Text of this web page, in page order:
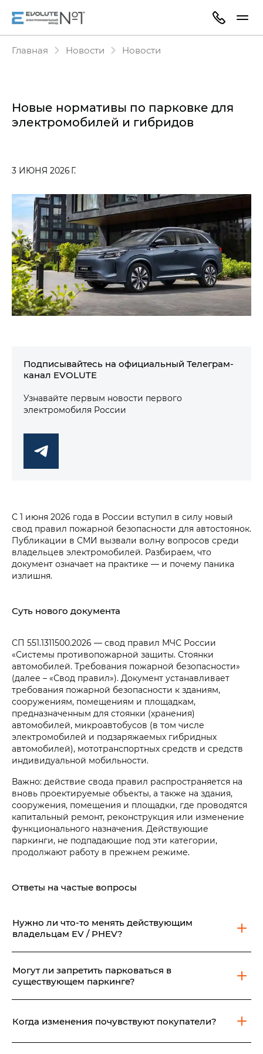
Главная Новости Новости
Новые нормативы по парковке для
электромобилей и гибридов
3 ИЮНЯ 2026 Г.
Подписывайтесь на официальный Телеграм-
канал EVOLUTE
Узнавайте первым новости первого
электромобиля России
С 1 июня 2026 года в России вступил в силу новый
свод правил пожарной безопасности для автостоянок.
Публикации в СМИ вызвали волну вопросов среди
владельцев электромобилей. Разбираем, что
документ означает на практике — и почему паника
излишня.
Суть нового документа
СП 551.1311500.2026 — свод правил МЧС России
«Системы противопожарной защиты. Стоянки
автомобилей. Требования пожарной безопасности»
(далее – «Свод правил»). Документ устанавливает
требования пожарной безопасности к зданиям,
сооружениям, помещениям и площадкам,
предназначенным для стоянки (хранения)
автомобилей, микроавтобусов (в том числе
электромобилей и подзаряжаемых гибридных
автомобилей), мототранспортных средств и средств
индивидуальной мобильности.
Важно: действие свода правил распространяется на
вновь проектируемые объекты, а также на здания,
сооружения, помещения и площадки, где проводятся
капитальный ремонт, реконструкция или изменение
функционального назначения. Действующие
паркинги, не подпадающие под эти категории,
продолжают работу в прежнем режиме.
Ответы на частые вопросы
Нужно ли что-то менять действующим
владельцам EV / PHEV?
изменился.
Могут ли запретить парковаться в
существующем паркинге?
объекты проектирование, строительство,
капитальный ремонт, реконструкция, и изменение
функционального назначения которых произошли и
Когда изменения почувствуют покупатели?